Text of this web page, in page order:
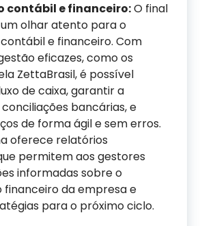
contábil e financeiro:O final
olhar atento para o
e financeiro. Com
eficazes, como os
ZettaBrasil, é possível
de caixa, garantir a
bancárias, e
de forma ágil e sem erros.
oferece relatórios
permitem aos gestores
informadas sobre o
financeiro da empresa e
para o próximo ciclo.